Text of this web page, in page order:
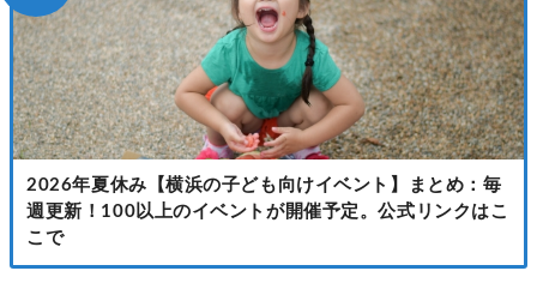
2026年夏休み【横浜の子ども向けイベント】まとめ：毎
週更新！100以上のイベントが開催予定。公式リンクはこ
こで